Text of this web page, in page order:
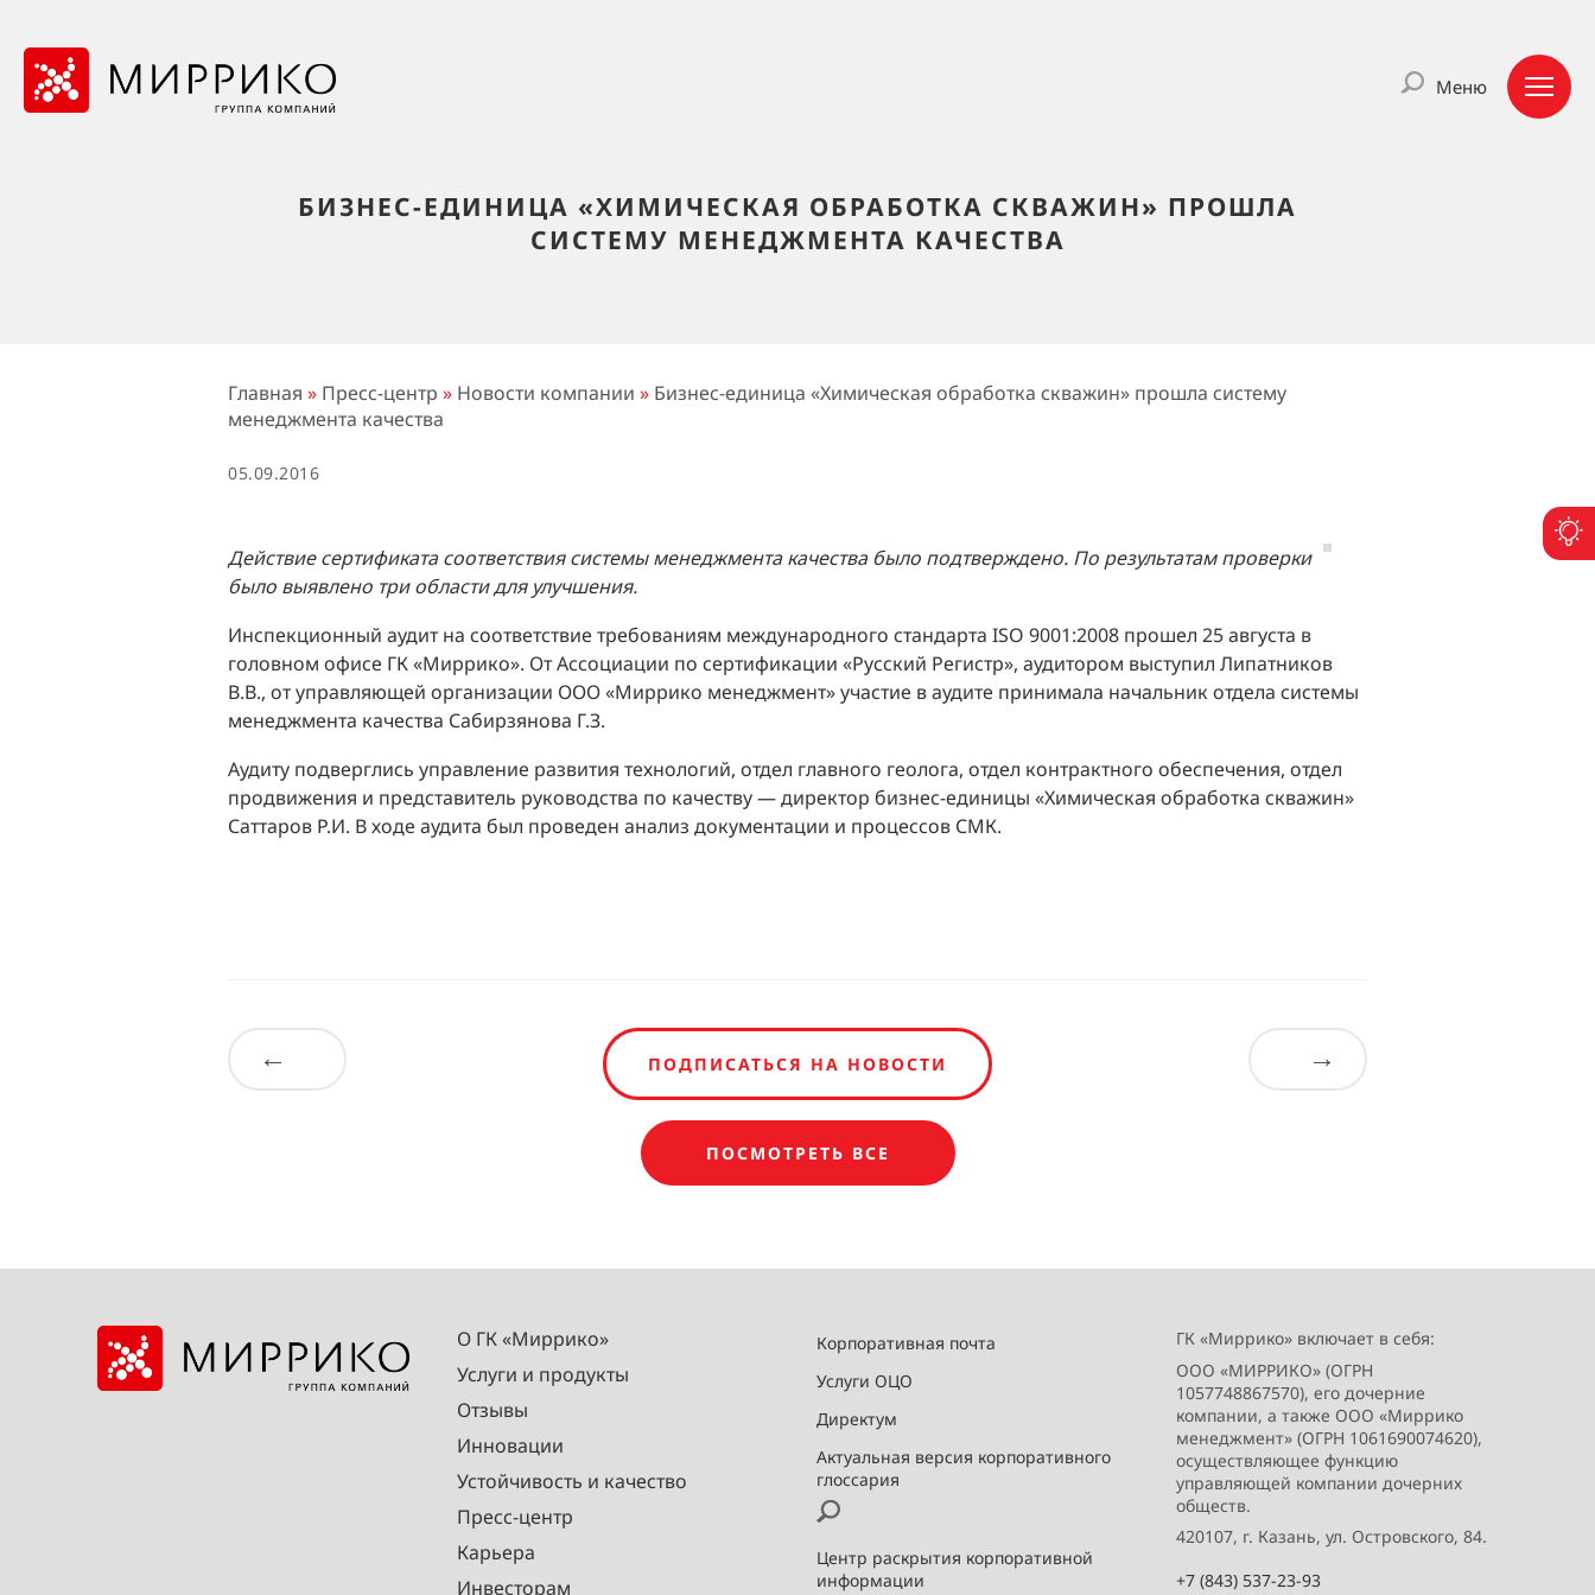
Меню
БИЗНЕС-ЕДИНИЦА «ХИМИЧЕСКАЯ ОБРАБОТКА СКВАЖИН» ПРОШЛА
СИСТЕМУ МЕНЕДЖМЕНТА КАЧЕСТВА
Главная » Пресс-центр » Новости компании » Бизнес-единица «Химическая обработка скважин» прошла систему
менеджмента качества
05.09.2016
Действие сертификата соответствия системы менеджмента качества было подтверждено. По результатам проверки
было выявлено три области для улучшения.
Инспекционный аудит на соответствие требованиям международного стандарта ISO 9001:2008 прошел 25 августа в
головном офисе ГК «Миррико». От Ассоциации по сертификации «Русский Регистр», аудитором выступил Липатников
В.В., от управляющей организации ООО «Миррико менеджмент» участие в аудите принимала начальник отдела системы
менеджмента качества Сабирзянова Г.З.
Аудиту подверглись управление развития технологий, отдел главного геолога, отдел контрактного обеспечения, отдел
продвижения и представитель руководства по качеству — директор бизнес-единицы «Химическая обработка скважин»
Саттаров Р.И. В ходе аудита был проведен анализ документации и процессов СМК.
← ПОДПИСАТЬСЯ НА НОВОСТИ
ПОСМОТРЕТЬ ВСЕ
→
О ГК «Миррико»
Услуги и продукты
Отзывы
Инновации
Устойчивость и качество
Пресс-центр
Карьера
Инвесторам
Корпоративная почта
Услуги ОЦО
Директум
Актуальная версия корпоративного
глоссария
Центр раскрытия корпоративной
информации
ГК «Миррико» включает в себя:
ООО «МИРРИКО» (ОГРН
1057748867570), его дочерние
компании, а также ООО «Миррико
менеджмент» (ОГРН 1061690074620),
осуществляющее функцию
управляющей компании дочерних
обществ.
420107, г. Казань, ул. Островского, 84.
+7 (843) 537-23-93